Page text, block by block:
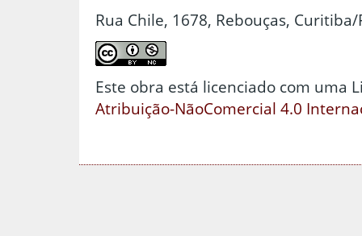
Rua Chile, 1678, Rebouças, Curitiba/
Este obra está licenciado com uma
Atribuição-NãoComercial 4.0